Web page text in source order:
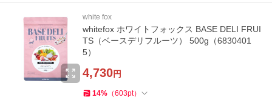
white fox
whitefox ホワイトフォックス BASE DELI FRUI
TS（ベースデリフルーツ） 500g（6830401
5）
4,730円
14% （603pt）